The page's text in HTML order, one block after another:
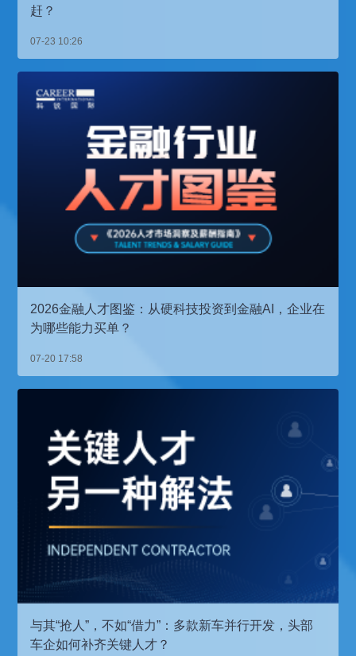
赶？
07-23 10:26
2026金融人才图鉴：从硬科技投资到金融AI，企业在
为哪些能力买单？
07-20 17:58
与其“抢人”，不如“借力”：多款新车并行开发，头部
车企如何补齐关键人才？